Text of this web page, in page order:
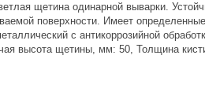
щетина одинарной выварки.
поверхности. Имеет
с антикоррозийной
высота щетины, мм: 50, Толщина